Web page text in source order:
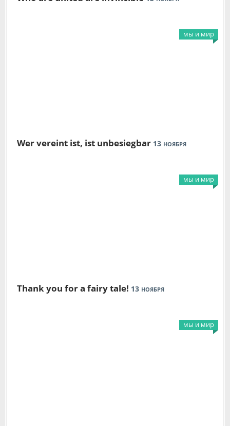
мы и мир
Wer vereint ist, ist unbesiegbar 13 НОЯБРЯ
мы и мир
Thank you for a fairy tale! 13 НОЯБРЯ
мы и мир